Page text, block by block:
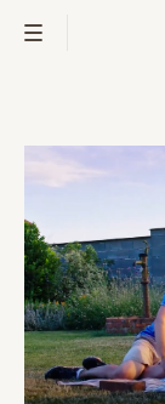
Bio-Thek